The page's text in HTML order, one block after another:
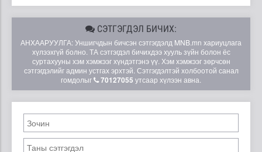
СЭТГЭГДЭЛ БИЧИХ:
АНХААРУУЛГА: Уншигчдын бичсэн сэтгэгдэлд MNB.mn хариуцлага
хүлээхгүй болно. ТА сэтгэгдэл бичихдээ хууль зүйн болон ёс
суртахууны хэм хэмжээг хүндэтгэнэ үү. Хэм хэмжээг зөрчсөн
сэтгэгдэлийг админ устгах эрхтэй. Сэтгэгдэлтэй холбоотой санал
гомдолыг
70127055 утсаар хүлээн авна.